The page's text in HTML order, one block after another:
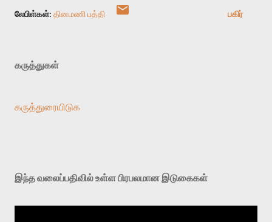
லேபிள்கள்: தினமணி பத்தி பகிர்
கருத்துகள்
கருத்துரையிடுக
இந்த வலைப்பதிவில் உள்ள பிரபலமான இடுகைகள்